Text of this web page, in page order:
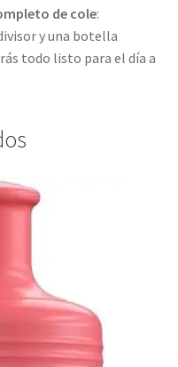
de cole:
y una botella
todo listo para el día a